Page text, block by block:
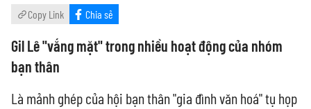
Copy Link Chia sẻ
Gil Lê "vắng mặt" trong nhiều hoạt động của nhóm
bạn thân
Là mảnh ghép của hội bạn thân "gia đình văn hoá" tụ họp